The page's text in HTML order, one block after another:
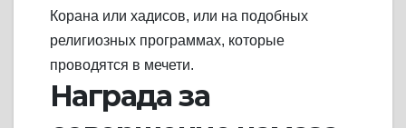
Корана или хадисов, или на подобных
религиозных программах, которые
проводятся в мечети.
Награда за